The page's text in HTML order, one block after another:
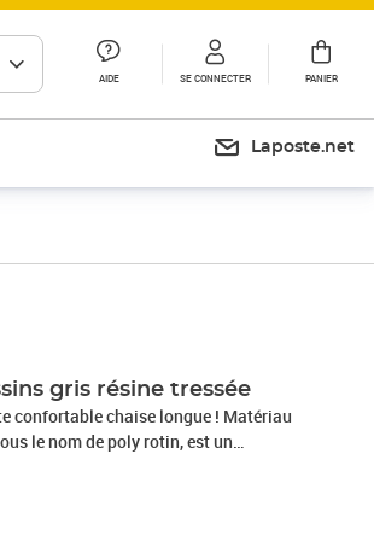
AIDE SE CONNECTER PANIER
Laposte.net
gris résine tressée
chaise longue ! Matériau
le nom de poly rotin, est un
qui ressemble au rotin
de résistance aux